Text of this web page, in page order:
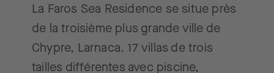
La Faros Sea Residence se situe près
de la troisième plus grande ville de
Chypre, Larnaca. 17 villas de trois
tailles différentes avec piscine,